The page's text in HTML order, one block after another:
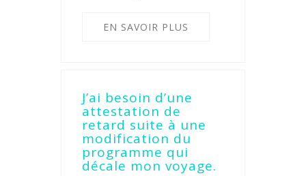
EN SAVOIR PLUS
J’ai besoin d’une
attestation de
retard suite à une
modification du
programme qui
décale mon voyage.